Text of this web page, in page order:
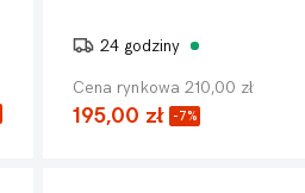
24 godziny
Cena rynkowa 210,00 zł
195,00 zł -7%